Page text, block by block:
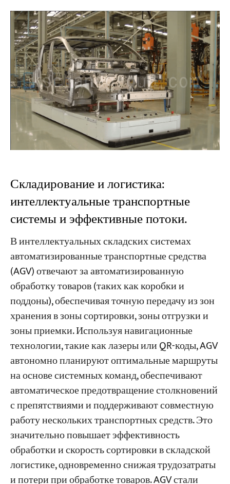
Складирование и логистика:
интеллектуальные транспортные
системы и эффективные потоки.
В интеллектуальных складских системах
автоматизированные транспортные средства
(AGV) отвечают за автоматизированную
обработку товаров (таких как коробки и
поддоны), обеспечивая точную передачу из зон
хранения в зоны сортировки, зоны отгрузки и
зоны приемки. Используя навигационные
технологии, такие как лазеры или QR-коды, AGV
автономно планируют оптимальные маршруты
на основе системных команд, обеспечивают
автоматическое предотвращение столкновений
с препятствиями и поддерживают совместную
работу нескольких транспортных средств. Это
значительно повышает эффективность
обработки и скорость сортировки в складской
логистике, одновременно снижая трудозатраты
и потери при обработке товаров. AGV стали